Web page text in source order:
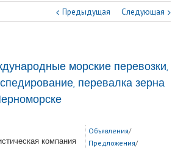
Предыдущая Следующая
морские перевозки,
перевалка зерна
компания
Объявления/
Предложения/